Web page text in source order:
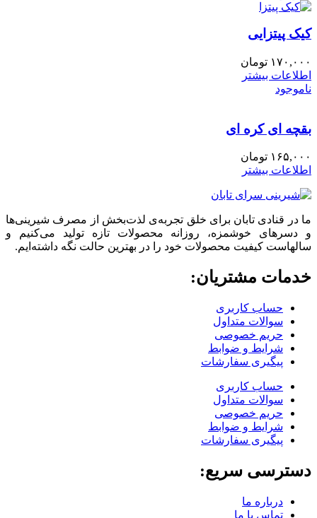
کیک پیتزایی
۱۷۰,۰۰۰ تومان
اطلاعات بیشتر
ناموجود
بقچه ای کره ای
۱۶۵,۰۰۰ تومان
اطلاعات بیشتر
ما در قنادی تابان برای خلق تجربه‌ی لذت‌بخش از مصرف شیرینی‌ها
و دسرهای خوشمزه، روزانه محصولات تازه تولید می‌کنیم و
سالهاست کیفیت محصولات خود را در بهترین حالت نگه داشته‌ایم.
خدمات مشتریان:
حساب کاربری
سوالات متداول
حریم خصوصی
شرایط و ضوابط
پیگیری سفارشات
حساب کاربری
سوالات متداول
حریم خصوصی
شرایط و ضوابط
پیگیری سفارشات
دسترسی سریع:
درباره ما
تماس با ما